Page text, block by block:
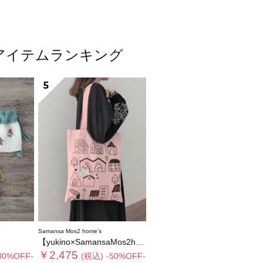
イテムランキング
5
Samansa Mos2 home's
【yukino×SamansaMos2home’s】ブローチ付バッグ
￥2,475 (税込) -50%OFF-